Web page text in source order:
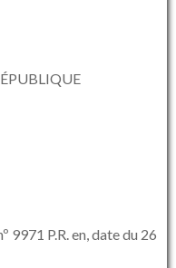
9971 P.R. en, date du 26